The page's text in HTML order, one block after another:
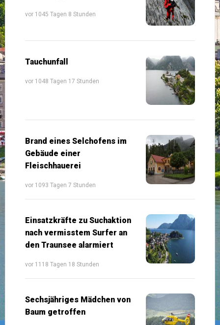
vor 1045 Tagen 8 Stunden
Tauchunfall
vor 1048 Tagen 17 Stunden
Brand eines Selchofens im
Gebäude einer
Fleischhauerei
vor 1093 Tagen 7 Stunden
Einsatzkräfte zu Suchaktion
nach vermisstem Surfer an
den Traunsee alarmiert
vor 1118 Tagen 18 Stunden
Sechsjähriges Mädchen von
Baum getroffen